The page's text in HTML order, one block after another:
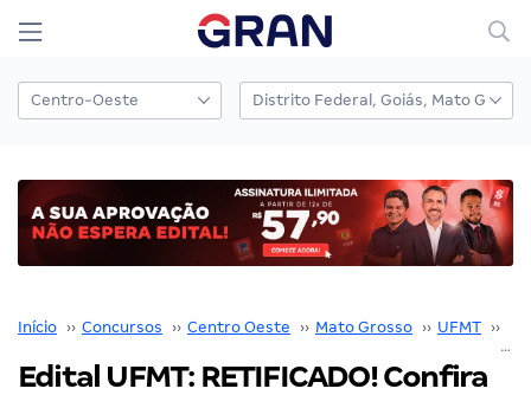
Início ›› Concursos ›› Centro Oeste ›› Mato Grosso ›› UFMT ››
Edital UFMT: RETIFICADO! Confira